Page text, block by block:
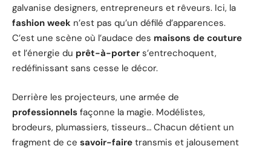
galvanise designers, entrepreneurs et rêveurs. Ici, la
fashion week n’est pas qu’un défilé d’apparences.
C’est une scène où l’audace des maisons de couture
et l’énergie du prêt-à-porter s’entrechoquent,
redéfinissant sans cesse le décor.
Derrière les projecteurs, une armée de
professionnels façonne la magie. Modélistes,
brodeurs, plumassiers, tisseurs… Chacun détient un
fragment de ce savoir-faire transmis et jalousement